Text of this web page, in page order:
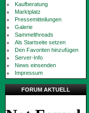
Kaufberatung
Marktplatz
Pressemitteilungen
Galerie
Sammelthreads
Als Startseite setzen
Den Favoriten hinzufügen
Server-Info
News einsenden
Impressum
FORUM AKTUELL